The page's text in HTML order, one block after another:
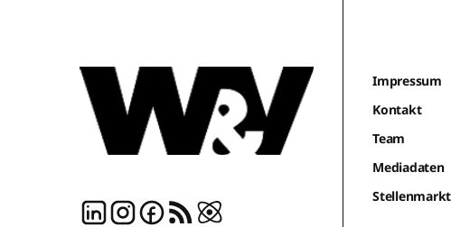
Impressum
Kontakt
Team
Mediadaten
Stellenmarkt